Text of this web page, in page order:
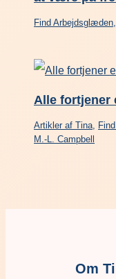
Find Arbejdsglæden,
Alle fortjener
Artikler af Tina,
M.-L. Campbell
Om